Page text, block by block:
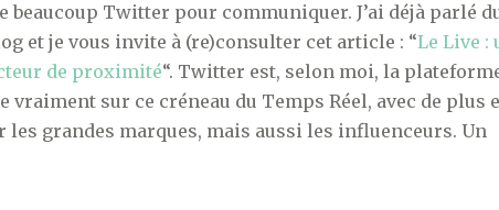
beaucoup Twitter pour communiquer. J’ai déjà parlé
et je vous invite à (re)consulter cet article : “Le Live :
de proximité“. Twitter est, selon moi, la
sur ce créneau du Temps Réel, avec de plus
les grandes marques, mais aussi les influenceurs. Un